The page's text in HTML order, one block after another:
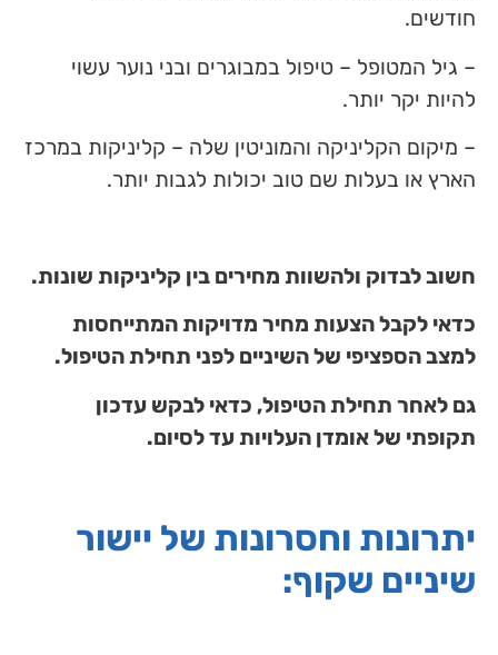
חודשים.
– גיל המטופל – טיפול במבוגרים ובני נוער עשוי
להיות יקר יותר.
– מיקום הקליניקה והמוניטין שלה – קליניקות במרכז
הארץ או בעלות שם טוב יכולות לגבות יותר.
חשוב לבדוק ולהשוות מחירים בין קליניקות שונות.
כדאי לקבל הצעות מחיר מדויקות המתייחסות
למצב הספציפי של השיניים לפני תחילת הטיפול.
גם לאחר תחילת הטיפול, כדאי לבקש עדכון
תקופתי של אומדן העלויות עד לסיום.
יתרונות וחסרונות של יישור
שיניים שקוף: